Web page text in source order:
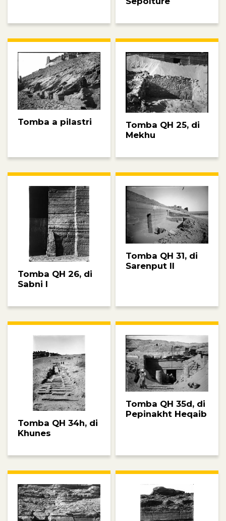
Tomba a pilastri
Tomba QH 25, di
Mekhu
Tomba QH 26, di
Sabni I
Tomba QH 31, di
Sarenput II
Tomba QH 34h, di
Khunes
Tomba QH 35d, di
Pepinakht Heqaib